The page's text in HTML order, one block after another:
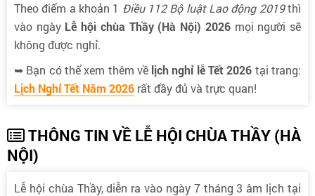
Theo điểm a khoản 1 Điều 112 Bộ luật Lao động 2019thì
vào ngày Lễ hội chùa Thầy (Hà Nội) 2026mọi người sẽ
không được nghỉ.
➥ Bạn có thể xem thêm về lịch nghỉ lễ Tết 2026 tại trang:
Lịch Nghỉ Tết Năm 2026 rất đầy đủ và trực quan!
THÔNG TIN VỀ LỄ HỘI CHÙA THẦY (HÀ
NỘI)
Lễ hội chùa Thầy, diễn ra vào ngày 7 tháng 3 âm lịch tại